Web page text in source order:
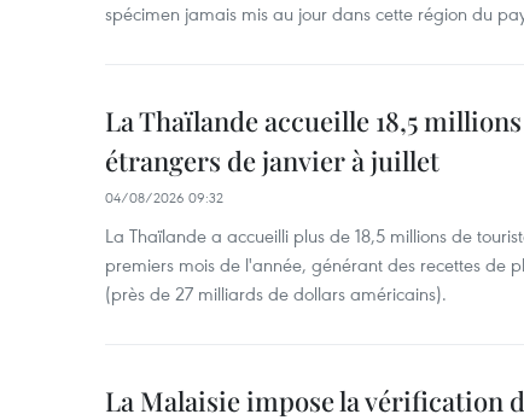
spécimen jamais mis au jour dans cette région du
La Thaïlande accueille 18,5
étrangers de janvier à juillet
04/08/2026 09:32
La Thaïlande a accueilli plus de 18,5 millions de
premiers mois de l'année, générant des recettes de
(près de 27 milliards de dollars américains).
La Malaisie impose la vérification